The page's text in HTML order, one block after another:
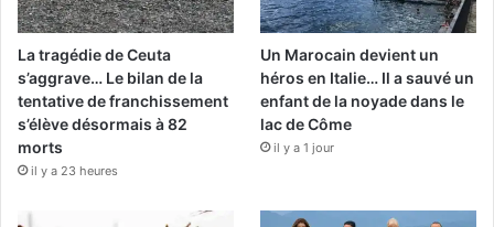
La tragédie de Ceuta
s’aggrave… Le bilan de la
tentative de franchissement
s’élève désormais à 82
morts
il y a 23 heures
Un Marocain devient un
héros en Italie… Il a sauvé un
enfant de la noyade dans le
lac de Côme
il y a 1 jour